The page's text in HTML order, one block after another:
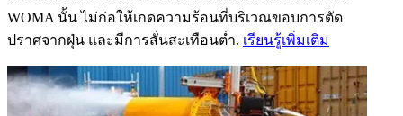
WOMA นั้น ไม่ก่อให้เกดความร้อนที่บริเวณขอบการตัด
ปราศจากฝุ่น และมีการสั่นสะเทือนต่ำ. เรียนรู้เพิ่มเติม